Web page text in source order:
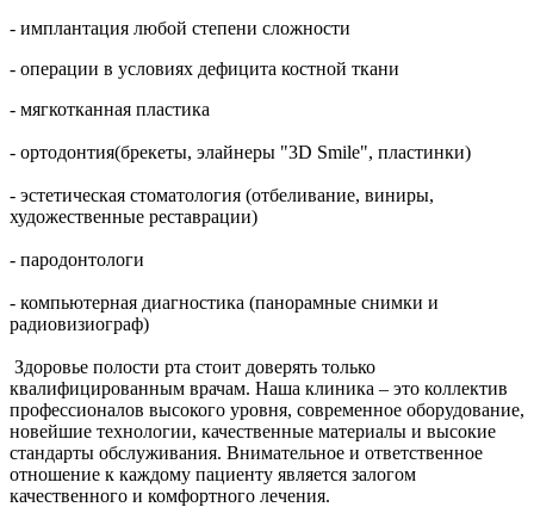
- имплантация любой степени сложности
- операции в условиях дефицита костной ткани
- мягкотканная пластика
- ортодонтия(брекеты, элайнеры "3D Smile", пластинки)
- эстетическая стоматология (отбеливание, виниры,
художественные реставрации)
- пародонтологи
- компьютерная диагностика (панорамные снимки и
радиовизиограф)
Здоровье полости рта стоит доверять только
квалифицированным врачам. Наша клиника – это коллектив
профессионалов высокого уровня, современное оборудование,
новейшие технологии, качественные материалы и высокие
стандарты обслуживания. Внимательное и ответственное
отношение к каждому пациенту является залогом
качественного и комфортного лечения.